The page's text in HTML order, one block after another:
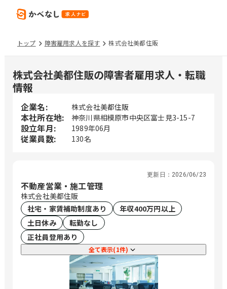
トップ 障害雇用求人を探す 株式会社美都住販
株式会社美都住販の障害者雇用求人・転職
情報
企業名: 株式会社美都住販
本社所在地: 神奈川県相模原市中央区富士見3-15-7
設立年月: 1989年06月
従業員数: 130名
更新日： 2026/06/23
不動産営業・施工管理
株式会社美都住販
社宅・家賃補助制度あり
年収400万円以上
土日休み
転勤なし
正社員登用あり
全て表示(1件)